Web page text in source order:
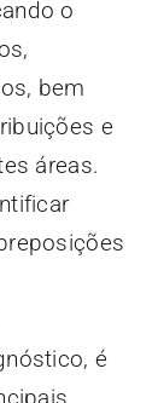
o
bem
e
áreas.
é